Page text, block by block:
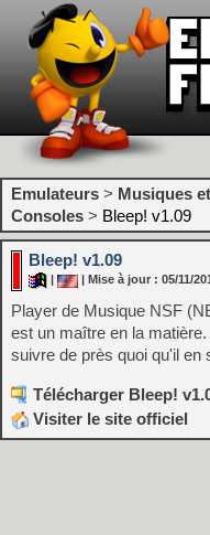
Emulateurs > Musiques
Consoles > Bleep! v1.09
Bleep! v1.09
| Mise à jour : 05/11/
Player de Musique NSF
est un maître en la
suivre de près quoi qu'il en
Télécharger Bleep!
Visiter le site officiel